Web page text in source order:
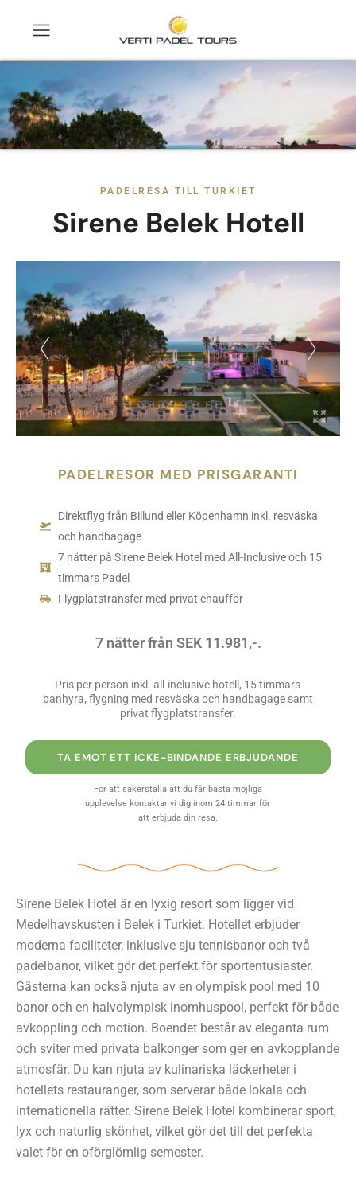
PADELRESA TILL TURKIET
Sirene Belek Hotell
PADELRESOR MED PRISGARANTI
Direktflyg från Billund eller Köpenhamn inkl. resväska
och handbagage
7 nätter på Sirene Belek Hotel med All-Inclusive och 15
timmars Padel
Flygplatstransfer med privat chaufför
7 nätter från SEK 11.981,-.
Pris per person inkl. all-inclusive hotell, 15 timmars
banhyra, flygning med resväska och handbagage samt
privat flygplatstransfer.
TA EMOT ETT ICKE-BINDANDE ERBJUDANDE
För att säkerställa att du får bästa möjliga
upplevelse kontaktar vi dig inom 24 timmar för
att erbjuda din resa.
Sirene Belek Hotel är en lyxig resort som ligger vid
Medelhavskusten i Belek i Turkiet. Hotellet erbjuder
moderna faciliteter, inklusive sju tennisbanor och två
padelbanor, vilket gör det perfekt för sportentusiaster.
Gästerna kan också njuta av en olympisk pool med 10
banor och en halvolympisk inomhuspool, perfekt för både
avkoppling och motion. Boendet består av eleganta rum
och sviter med privata balkonger som ger en avkopplande
atmosfär. Du kan njuta av kulinariska läckerheter i
hotellets restauranger, som serverar både lokala och
internationella rätter. Sirene Belek Hotel kombinerar sport,
lyx och naturlig skönhet, vilket gör det till det perfekta
valet för en oförglömlig semester.